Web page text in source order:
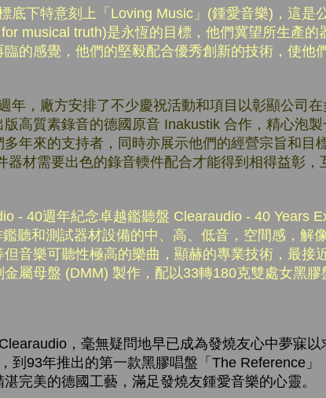
底下特意刻上「Loving Music」(鍾愛音樂)，這是
musical truth)是永恆的目標，他們冀望所生產的
的感覺，他們的堅毅配合優秀創新的技術，使他
年，廠方安排了不少慶祝活動和項目以彰顯公司
高質素錄音的德國原音 Inakustik 合作，精心泡
年來的支持者，同時亦展示他們的經營宗旨和目
器材需要出色的錄音輭件配合才能得到相得益彰，
- 40週年紀念卓越鑑聽盤 Clearaudio - 40 Years
聽和測試器材設備的中、高、低音，空間感，解
音樂可聽性極高的樂曲，顯赫的專業技術，最接
屬母盤 (DMM) 製作，配以33轉180克雙處女黑膠
，毫無疑問地早已成為發燒友心中夢寐以
到93年推出的第一款黑膠唱盤「The Reference」
完美的德國工藝，滿足發燒友鍾愛音樂的心靈。